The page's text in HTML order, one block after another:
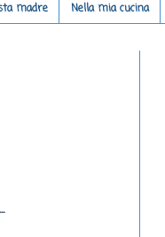
madre Nella mia cucina